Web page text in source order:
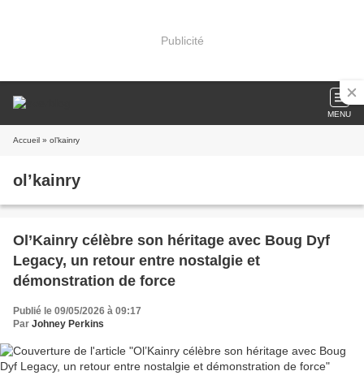
Publicité
MENU
Accueil » ol’kainry
ol’kainry
Ol’Kainry célèbre son héritage avec Boug Dyf
Legacy, un retour entre nostalgie et
démonstration de force
Publié le 09/05/2026 à 09:17
Par Johney Perkins